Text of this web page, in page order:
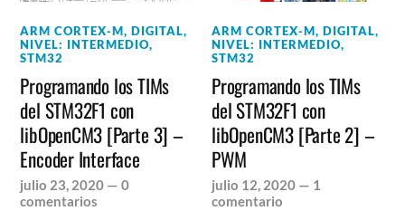
ARM CORTEX-M,DIGITAL,
NIVEL: INTERMEDIO,
STM32
Programando los TIMs
del STM32F1 con
libOpenCM3 [Parte 3] –
Encoder Interface
julio 23, 2020 —0
comentarios
ARM CORTEX-M,DIGITAL,
NIVEL: INTERMEDIO,
STM32
Programando los TIMs
del STM32F1 con
libOpenCM3 [Parte 2] –
PWM
julio 12, 2020 — 1
comentario